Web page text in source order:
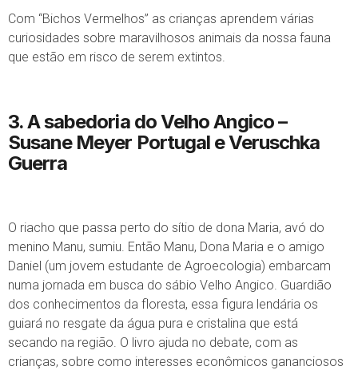
Com “Bichos Vermelhos” as crianças aprendem várias
curiosidades sobre maravilhosos animais da nossa fauna
que estão em risco de serem extintos.
3. A sabedoria do Velho Angico–
Susane Meyer Portugal e Veruschka
Guerra
O riacho que passa perto do sítio de dona Maria, avó do
menino Manu, sumiu. Então Manu, Dona Maria e o amigo
Daniel (um jovem estudante de Agroecologia) embarcam
numa jornada em busca do sábio Velho Angico. Guardião
dos conhecimentos da floresta, essa figura lendária os
guiará no resgate da água pura e cristalina que está
secando na região. O livro ajuda no debate, com as
crianças, sobre como interesses econômicos gananciosos